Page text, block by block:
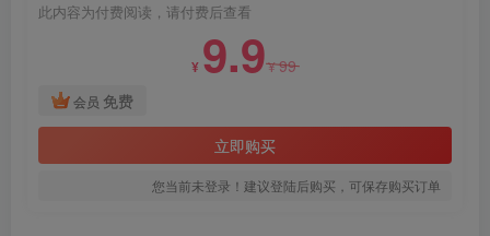
此内容为付费阅读，请付费后查看
¥ 9.9¥99
会员 免费
立即购买
您当前未登录！建议登陆后购买，可保存购买订单